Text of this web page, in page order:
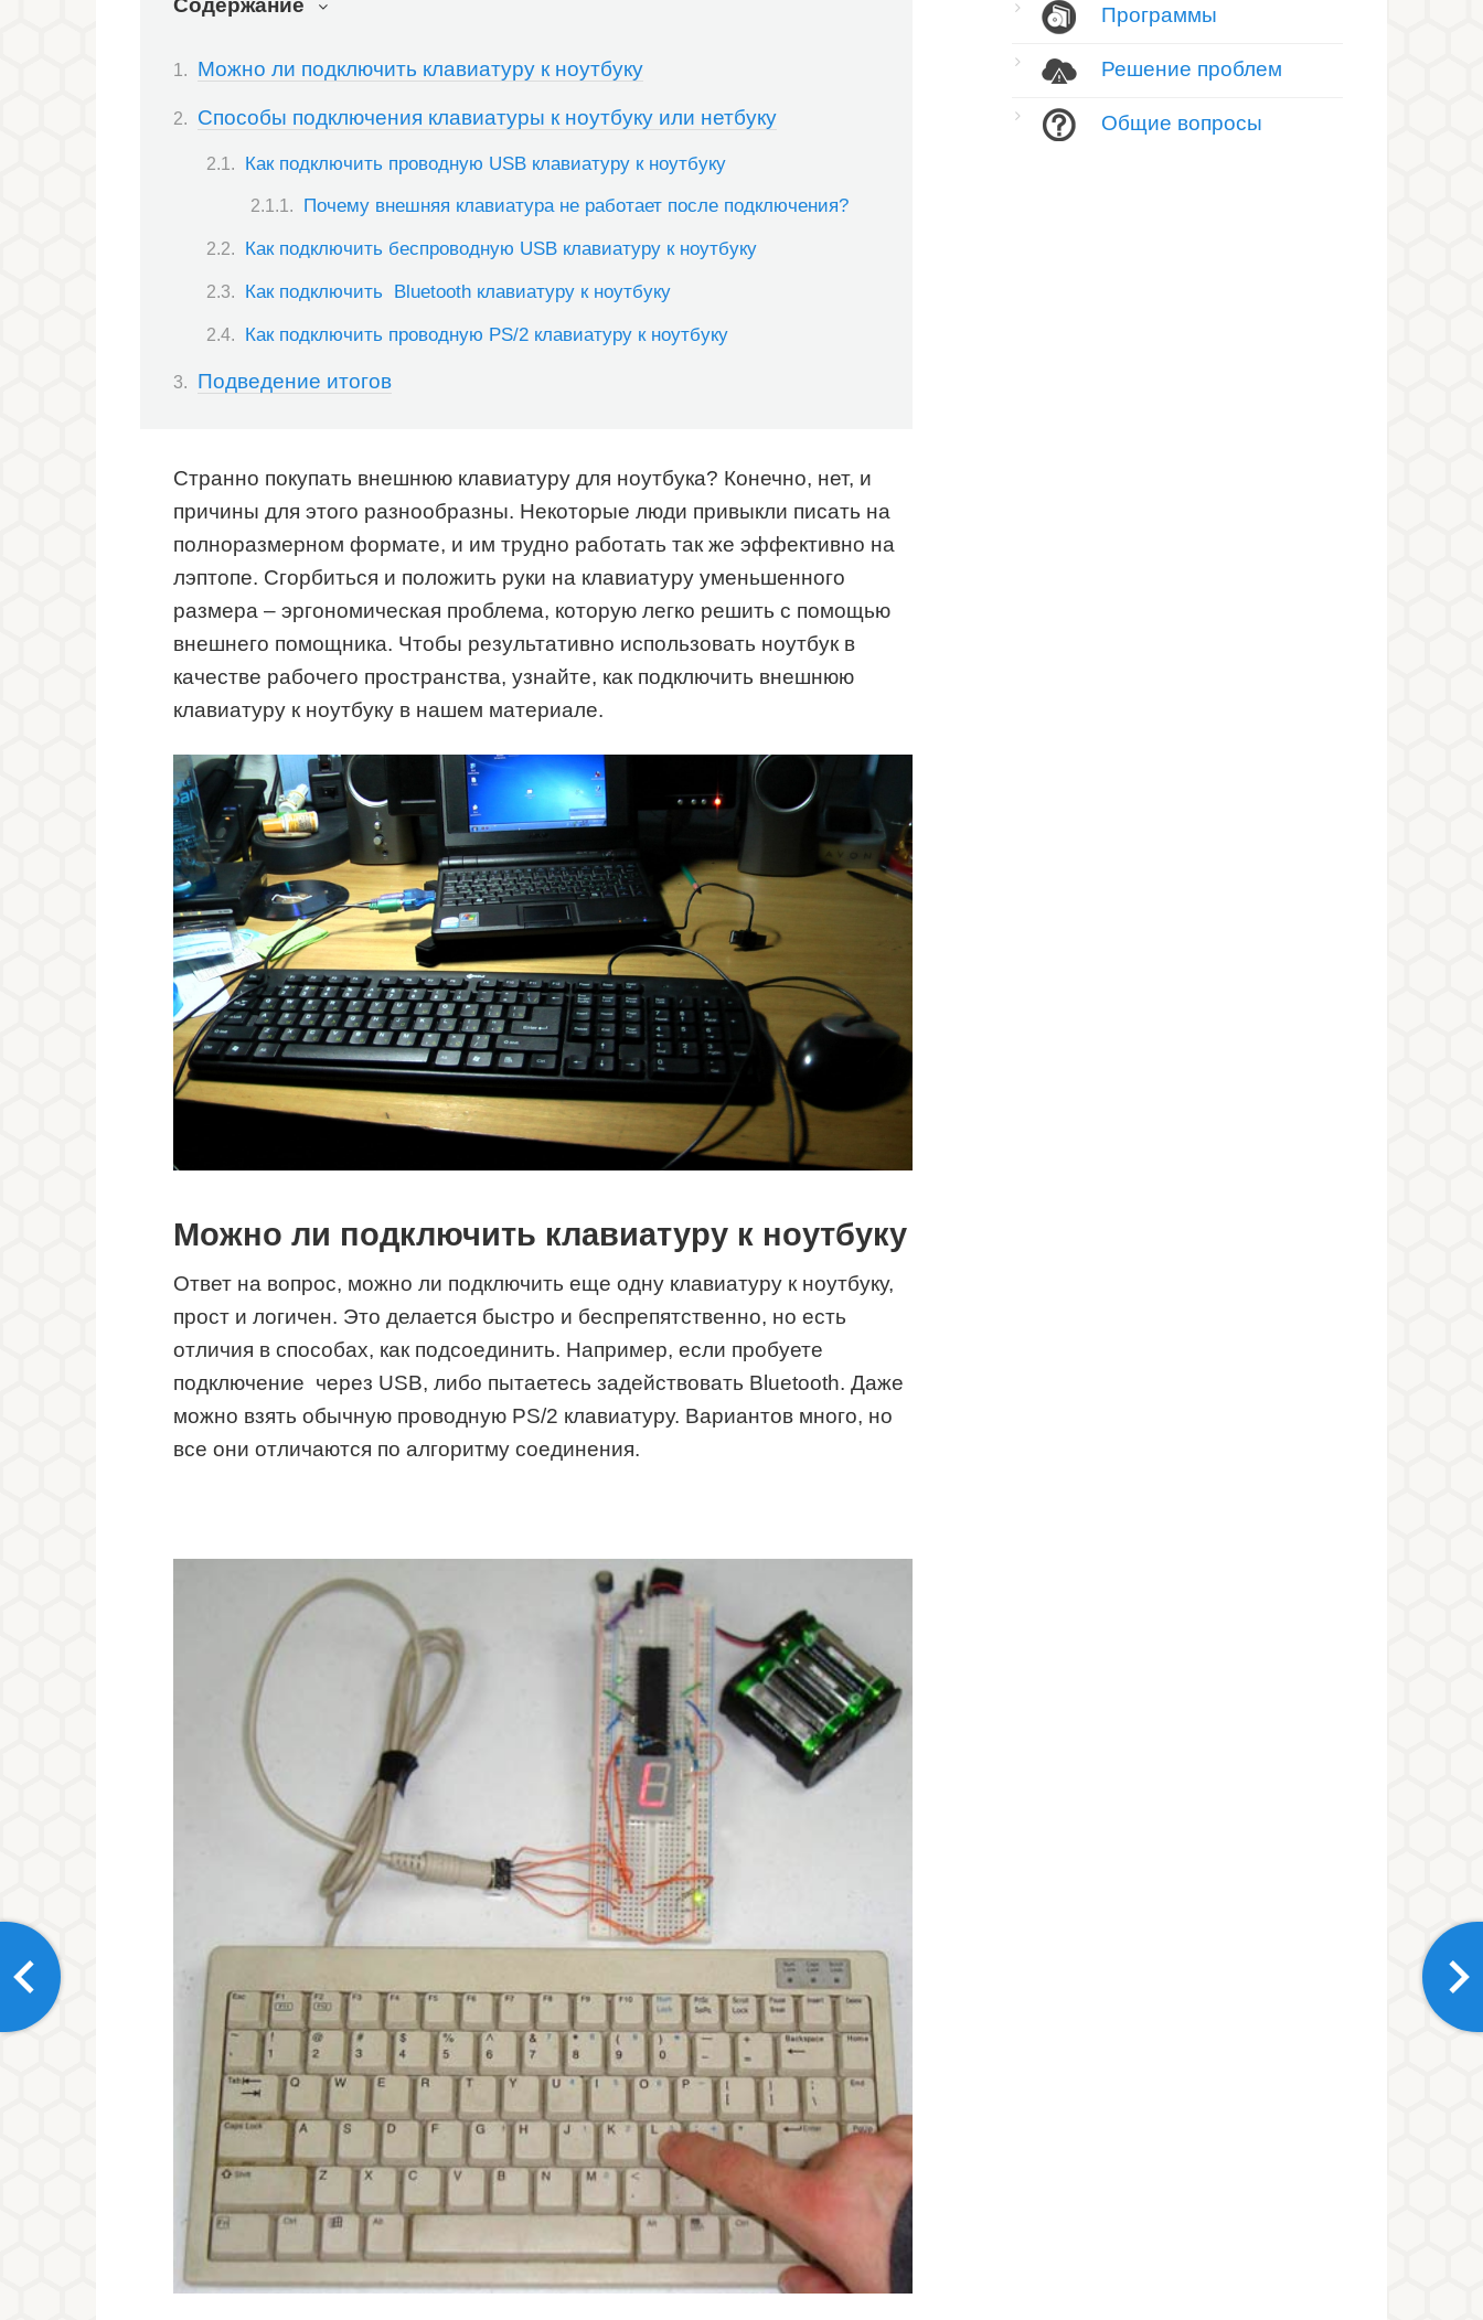
Содержание
Можно ли подключить клавиатуру к ноутбуку
Способы подключения клавиатуры к ноутбуку или нетбуку
Как подключить проводную USB клавиатуру к ноутбуку
Почему внешняя клавиатура не работает после подключения?
Как подключить беспроводную USB клавиатуру к ноутбуку
Как подключить Bluetooth клавиатуру к ноутбуку
Как подключить проводную PS/2 клавиатуру к ноутбуку
Подведение итогов
Странно покупать внешнюю клавиатуру для ноутбука? Конечно, нет, и
причины для этого разнообразны. Некоторые люди привыкли писать на
полноразмерном формате, и им трудно работать так же эффективно на
лэптопе. Сгорбиться и положить руки на клавиатуру уменьшенного
размера – эргономическая проблема, которую легко решить с помощью
внешнего помощника. Чтобы результативно использовать ноутбук в
качестве рабочего пространства, узнайте, как подключить внешнюю
клавиатуру к ноутбуку в нашем материале.
Можно ли подключить клавиатуру к ноутбуку
Ответ на вопрос, можно ли подключить еще одну клавиатуру к ноутбуку,
прост и логичен. Это делается быстро и беспрепятственно, но есть
отличия в способах, как подсоединить. Например, если пробуете
подключение через USB, либо пытаетесь задействовать Bluetooth. Даже
можно взять обычную проводную PS/2 клавиатуру. Вариантов много, но
все они отличаются по алгоритму соединения.
Программы
Решение проблем
Общие вопросы